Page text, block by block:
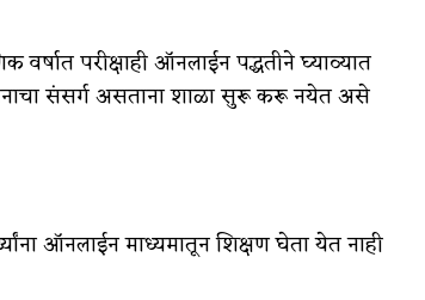
परीक्षाही ऑनलाईन पद्धतीने घ्याव्यात
संसर्ग असताना शाळा सुरू करू नयेत असे
ऑनलाईन माध्यमातून शिक्षण घेता येत नाही